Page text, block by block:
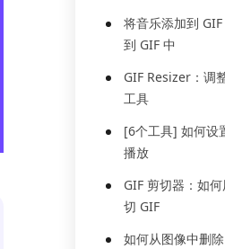
将音乐添加到
到 GIF 中
GIF Resizer：调
工具
[6个工具] 如何设
播放
GIF 剪切器：如
切 GIF
如何从图像中删